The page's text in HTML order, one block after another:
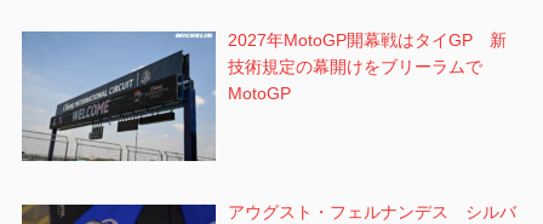
2027年MotoGP開幕戦はタイGP 新
技術規定の幕開けをブリーラムで
MotoGP
アウグスト・フェルナンデス シルバ